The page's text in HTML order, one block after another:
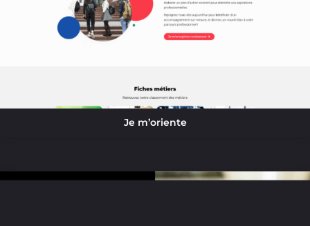
Je m’oriente